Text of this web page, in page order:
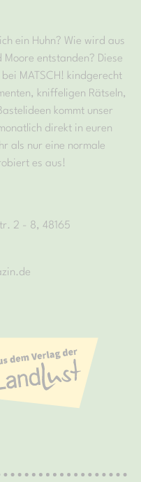
ein Huhn? Wie wird aus
entstanden? Diese
MATSCH! kindgerecht
kniffeligen Rätseln,
kommt unser
direkt in euren
als nur eine normale
es aus!
2 - 8, 48165